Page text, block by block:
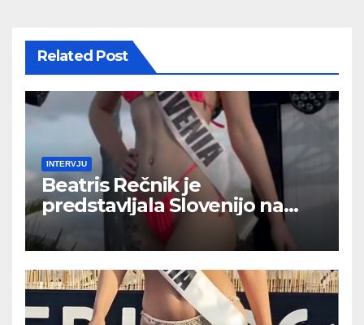
Related Post
INTERVJU
Beatris Rečnik je
predstavljala Slovenijo na
Finskem na tekmovanju MISS
FACE INTERNATIONAL 2026